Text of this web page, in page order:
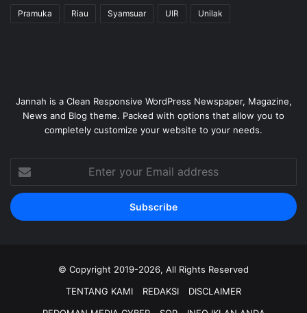
Pramuka Riau Syamsuar UIR Unilak
Jannah is a Clean Responsive WordPress Newspaper, Magazine,
News and Blog theme. Packed with options that allow you to
completely customize your website to your needs.
your
Email
address
© Copyright 2019-2026, All Rights Reserved
TENTANG KAMI
REDAKSI
DISCLAIMER